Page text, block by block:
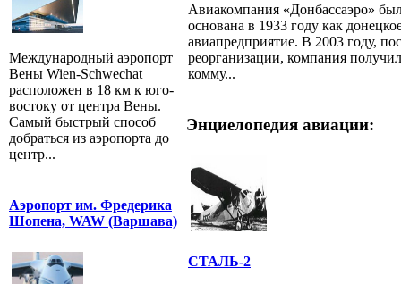
Международный аэропорт
Вены Wien-Schwechat
расположен в 18 км к юго-
востоку от центра Вены.
Самый быстрый способ
добраться из аэропорта до
центр...
Аэропорт им. Фредерика
Шопена, WAW (Варшава)
Авиакомпания «Донбассаэро»
основана в 1933 году как
авиапредприятие. В 2003 году,
реорганизации, компания
комму...
Энциелопедия авиации:
СТАЛЬ-2